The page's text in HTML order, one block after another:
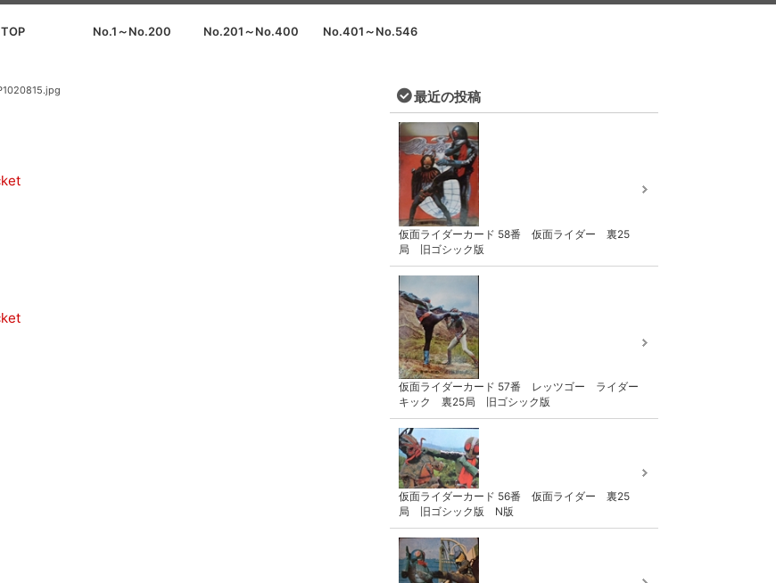
TOP No.1～No.200 No.201～No.400 No.401～No.546
最近の投稿
仮面ライダーカード 58番 仮面ライダー 裏25
局 旧ゴシック版
仮面ライダーカード 57番 レッツゴー ライダー
キック 裏25局 旧ゴシック版
仮面ライダーカード 56番 仮面ライダー 裏25
局 旧ゴシック版 N版